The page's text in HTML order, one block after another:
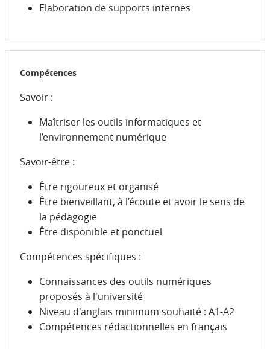
Elaboration de supports internes
Compétences
Savoir :
Maîtriser les outils informatiques et
l’environnement numérique
Savoir-être :
Être rigoureux et organisé
Être bienveillant, à l’écoute et avoir le sens de
la pédagogie
Être disponible et ponctuel
Compétences spécifiques :
Connaissances des outils numériques
proposés à l'université
Niveau d'anglais minimum souhaité : A1-A2
Compétences rédactionnelles en français